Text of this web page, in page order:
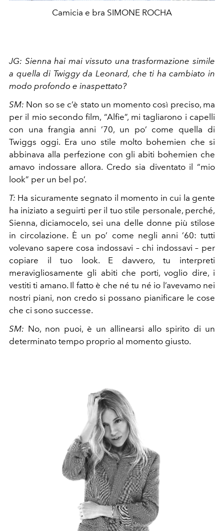
Camicia e bra SIMONE ROCHA
JG: Sienna hai mai vissuto una trasformazione simile
a quella di Twiggy da Leonard, che ti ha cambiato in
modo profondo e inaspettato?
SM: Non so se c’è stato un momento così preciso, ma
per il mio secondo film, “Alfie”, mi tagliarono i capelli
con una frangia anni ’70, un po’ come quella di
Twiggs oggi. Era uno stile molto bohemien che si
abbinava alla perfezione con gli abiti bohemien che
amavo indossare allora. Credo sia diventato il “mio
look” per un bel po’.
T: Ha sicuramente segnato il momento in cui la gente
ha iniziato a seguirti per il tuo stile personale, perché,
Sienna, diciamocelo, sei una delle donne più stilose
in circolazione. È un po’ come negli anni ’60: tutti
volevano sapere cosa indossavi – chi indossavi – per
copiare il tuo look. E davvero, tu interpreti
meravigliosamente gli abiti che porti, voglio dire, i
vestiti ti amano. Il fatto è che né tu né io l’avevamo nei
nostri piani, non credo si possano pianificare le cose
che ci sono successe.
SM: No, non puoi, è un allinearsi allo spirito di un
determinato tempo proprio al momento giusto.